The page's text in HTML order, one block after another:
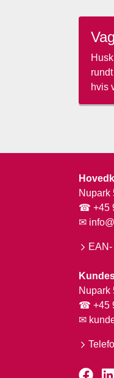
hvis
Nupark
☎ +45
✉
Nupark
☎ +45
✉